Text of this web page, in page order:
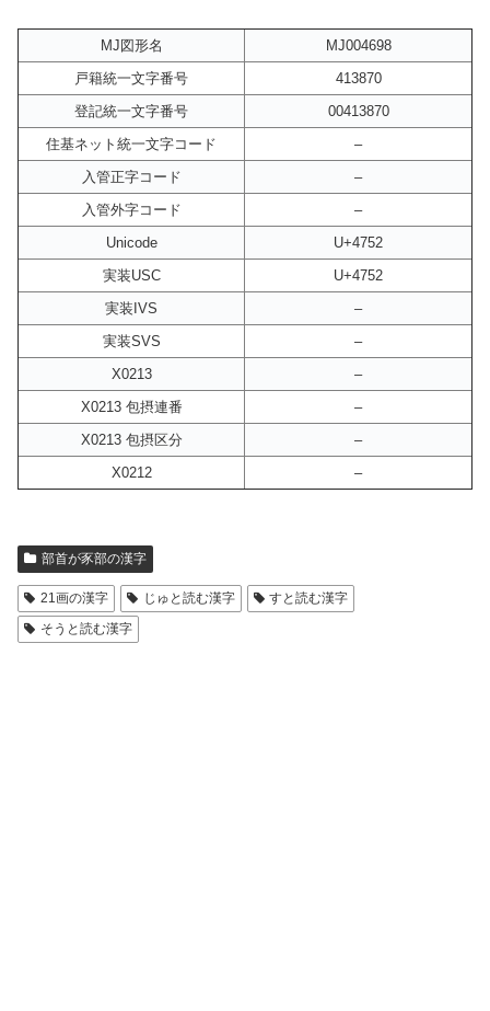
MJ図形名
MJ004698
戸籍統一文字番号
413870
登記統一文字番号
00413870
住基ネット統一文字コード
–
入管正字コード
–
入管外字コード
–
Unicode
U+4752
実装USC
U+4752
実装IVS
–
実装SVS
–
X0213
–
X0213 包摂連番
–
X0213 包摂区分
–
X0212
–
部首が豕部の漢字
21画の漢字 じゅと読む漢字
すと読む漢字
そうと読む漢字